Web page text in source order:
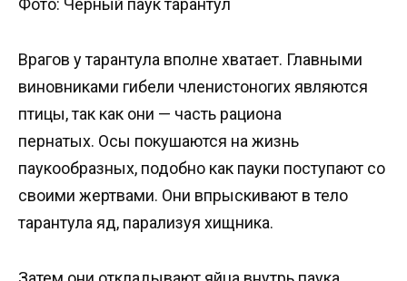
Фото: Черный паук тарантул
Врагов у тарантула вполне хватает. Главными
виновниками гибели членистоногих являются
птицы, так как они — часть рациона
пернатых. Осы покушаются на жизнь
паукообразных, подобно как пауки поступают со
своими жертвами. Они впрыскивают в тело
тарантула яд, парализуя хищника.